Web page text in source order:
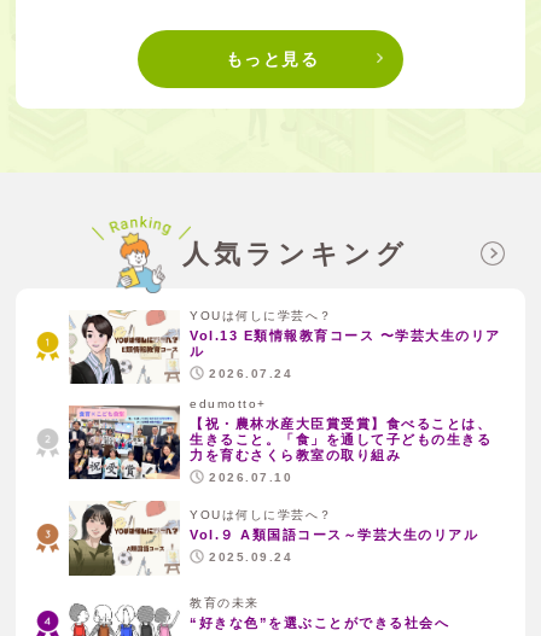
もっと見る
人気ランキング
YOUは何しに学芸へ？
Vol.13 E類情報教育コース 〜学芸大生のリア
ル
2026.07.24
edumotto+
【祝・農林水産大臣賞受賞】食べることは、
生きること。「食」を通して子どもの生きる
力を育むさくら教室の取り組み
2026.07.10
YOUは何しに学芸へ？
Vol.９ A類国語コース～学芸大生のリアル
2025.09.24
教育の未来
“好きな色”を選ぶことができる社会へ